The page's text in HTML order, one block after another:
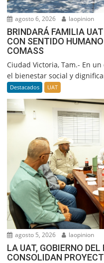
agosto 6, 2026 laopinion
BRINDARÁ FAMILIA
CON SENTIDO
COMASS
Ciudad Victoria, Tam.- En
el bienestar social y
Destacados UAT
agosto 5, 2026 laopinion
LA UAT, GOBIERNO
CONSOLIDAN